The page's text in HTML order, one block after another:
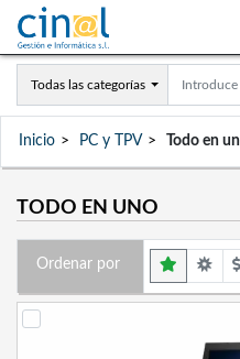
Todas las categorías
Inicio PC y TPV Todo en
TODO EN UNO
Ordenar por